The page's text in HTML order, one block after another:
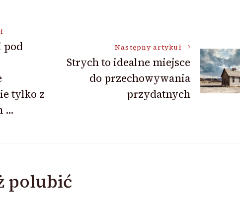
pod
tylko z
…
Następny artykuł
Strych to idealne miejsce
do przechowywania
przydatnych
polubić